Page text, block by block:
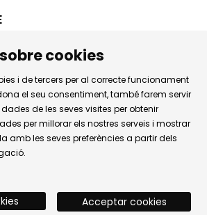
dilluns a dijous de 9.30h a 17.30h i
14.30h.
| Ús de Cookies
|
|
cookies
i de tercers per al correcte funcionament
el seu consentiment, també farem servir
de les seves visites per obtenir
per millorar els nostres serveis i mostrar
amb les seves preferències a partir dels
Acceptar cookies